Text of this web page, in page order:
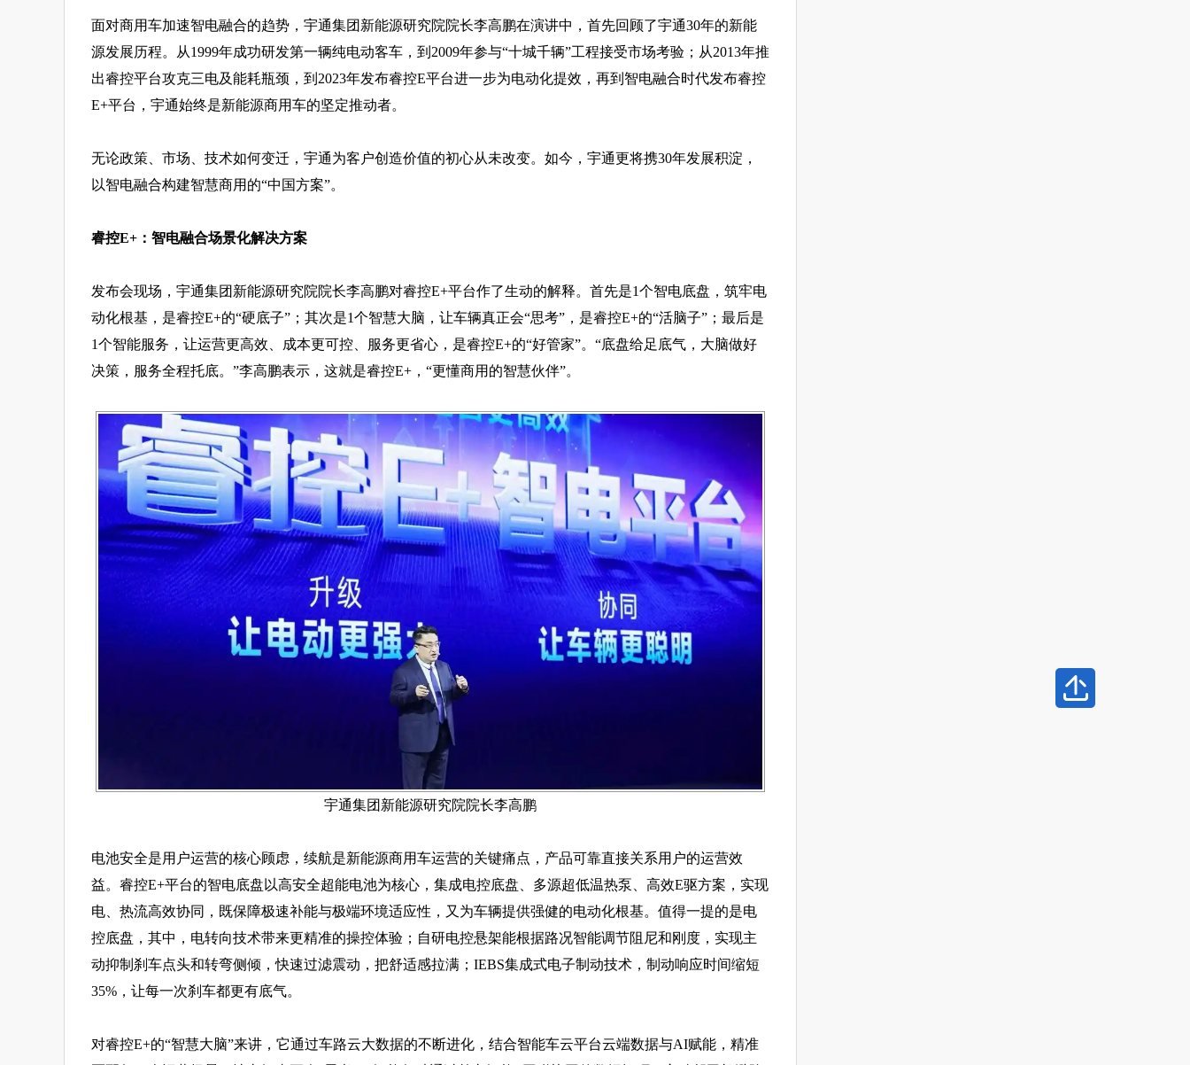
面对商用车加速智电融合的趋势，宇通集团新能源研究院院长李高鹏在演讲中，首先回顾了宇通30年的新能
源发展历程。从1999年成功研发第一辆纯电动客车，到2009年参与“十城千辆”工程接受市场考验；从2013年推
出睿控平台攻克三电及能耗瓶颈，到2023年发布睿控E平台进一步为电动化提效，再到智电融合时代发布睿控
E+平台，宇通始终是新能源商用车的坚定推动者。
无论政策、市场、技术如何变迁，宇通为客户创造价值的初心从未改变。如今，宇通更将携30年发展积淀，
以智电融合构建智慧商用的“中国方案”。
睿控E+：智电融合场景化解决方案
发布会现场，宇通集团新能源研究院院长李高鹏对睿控E+平台作了生动的解释。首先是1个智电底盘，筑牢电
动化根基，是睿控E+的“硬底子”；其次是1个智慧大脑，让车辆真正会“思考”，是睿控E+的“活脑子”；最后是
1个智能服务，让运营更高效、成本更可控、服务更省心，是睿控E+的“好管家”。“底盘给足底气，大脑做好
决策，服务全程托底。”李高鹏表示，这就是睿控E+，“更懂商用的智慧伙伴”。
宇通集团新能源研究院院长李高鹏
电池安全是用户运营的核心顾虑，续航是新能源商用车运营的关键痛点，产品可靠直接关系用户的运营效
益。睿控E+平台的智电底盘以高安全超能电池为核心，集成电控底盘、多源超低温热泵、高效E驱方案，实现
电、热流高效协同，既保障极速补能与极端环境适应性，又为车辆提供强健的电动化根基。值得一提的是电
控底盘，其中，电转向技术带来更精准的操控体验；自研电控悬架能根据路况智能调节阻尼和刚度，实现主
动抑制刹车点头和转弯侧倾，快速过滤震动，把舒适感拉满；IEBS集成式电子制动技术，制动响应时间缩短
35%，让每一次刹车都更有底气。
对睿控E+的“智慧大脑”来讲，它通过车路云大数据的不断进化，结合智能车云平台云端数据与AI赋能，精准